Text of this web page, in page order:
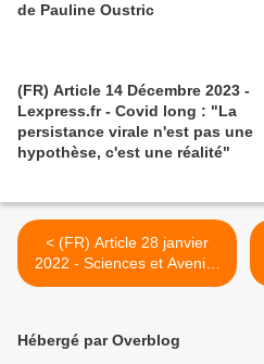
de Pauline Oustric
(FR) Article 14 Décembre 2023 -
Lexpress.fr - Covid long : "La
persistance virale n'est pas une
hypothèse, c'est une réalité"
< (FR) Article 28 janvier
2022 - Sciences et Avenir -
Covid long : un possible lien
Hébergé par Overblog